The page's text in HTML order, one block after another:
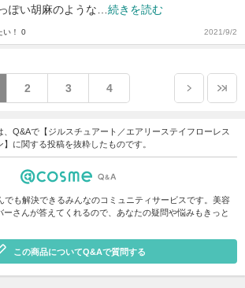
ぽい胡麻のような… 続きを読む
い！ 0 2021/9/2
2 3 4
、Q&Aで【ジルスチュアート／エアリーステイフローレス
に関する投稿を抜粋したものです。
でも解決できるみんなのコミュニティサービスです。美容
さんが答えてくれるので、あなたの疑問や悩みもきっと
この商品についてQ&Aで質問する